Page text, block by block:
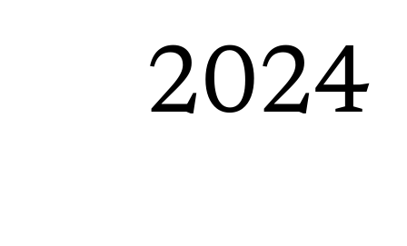
2024